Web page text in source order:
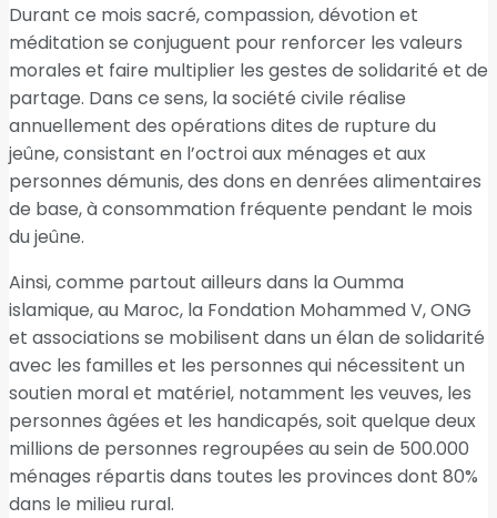
Durant ce mois sacré, compassion, dévotion et
méditation se conjuguent pour renforcer les valeurs
morales et faire multiplier les gestes de solidarité et de
partage. Dans ce sens, la société civile réalise
annuellement des opérations dites de rupture du
jeûne, consistant en l’octroi aux ménages et aux
personnes démunis, des dons en denrées alimentaires
de base, à consommation fréquente pendant le mois
du jeûne.
Ainsi, comme partout ailleurs dans la Oumma
islamique, au Maroc, la Fondation Mohammed V, ONG
et associations se mobilisent dans un élan de solidarité
avec les familles et les personnes qui nécessitent un
soutien moral et matériel, notamment les veuves, les
personnes âgées et les handicapés, soit quelque deux
millions de personnes regroupées au sein de 500.000
ménages répartis dans toutes les provinces dont 80%
dans le milieu rural.